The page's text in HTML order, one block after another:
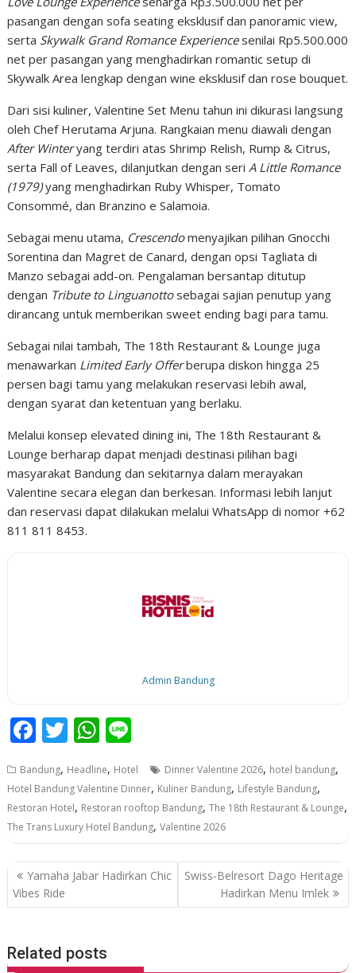
pasangan dengan sofa seating eksklusif dan panoramic view,
serta Skywalk Grand Romance Experiencesenilai Rp5.500.000
net per pasangan yang menghadirkan romantic setup di
Skywalk Area lengkap dengan wine eksklusif dan rose bouquet.
Dari sisi kuliner, Valentine Set Menu tahun ini dikurasi langsung
oleh Chef Herutama Arjuna. Rangkaian menu diawali dengan
After Winteryang terdiri atas Shrimp Relish, Rump & Citrus,
serta Fall of Leaves, dilanjutkan dengan seri A Little Romance
(1979)yang menghadirkan Ruby Whisper, Tomato
Consommé, dan Branzino e Salamoia.
Sebagai menu utama, Crescendomenyajikan pilihan Gnocchi
Sorentina dan Magret de Canard, dengan opsi Tagliata di
Manzo sebagai add-on. Pengalaman bersantap ditutup
dengan Tribute to Linguanottosebagai sajian penutup yang
dirancang untuk memberikan sweet ending bagi para tamu.
Sebagai nilai tambah, The 18th Restaurant & Lounge juga
menawarkan Limited Early Offerberupa diskon hingga 25
persen bagi tamu yang melakukan reservasi lebih awal,
dengan syarat dan ketentuan yang berlaku.
Melalui konsep elevated dining ini, The 18th Restaurant &
Lounge berharap dapat menjadi destinasi pilihan bagi
masyarakat Bandung dan sekitarnya dalam merayakan
Valentine secara elegan dan berkesan. Informasi lebih lanjut
dan reservasi dapat dilakukan melalui WhatsApp di nomor +62
811 811 8453.
Admin Bandung
F
e
b
o
o
k
T
itt
er
W
at
s
A
p
p
e
Bandung, Headline, Hotel Dinner Valentine 2026, hotel bandung,
Hotel Bandung Valentine Dinner, Kuliner Bandung, Lifestyle Bandung,
Restoran Hotel, Restoran rooftop Bandung,The 18th Restaurant & Lounge,
The Trans Luxury Hotel Bandung,Valentine 2026
P
o
n
Yamaha Jabar Hadirkan Chic
Vibes Ride
Swiss-Belresort Dago Heritage
Hadirkan Menu Imlek
Related posts